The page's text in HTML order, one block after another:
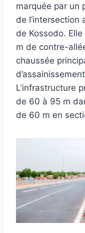
marquée par un
de l’intersection
de Kossodo.
m de contre-
chaussée
L’infrastructure
de 60 à 95 m
de 60 m en